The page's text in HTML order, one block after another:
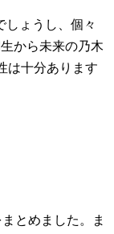
しょうし、個々
から未来の乃木
は十分あります
とめました。ま